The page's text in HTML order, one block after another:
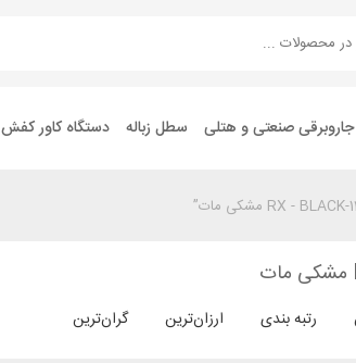
جاروبرقی صنعتی و هتلی سطل زباله دستگاه کاور کفش
رتبه بندی ارزان‌ترین گران‌ترین